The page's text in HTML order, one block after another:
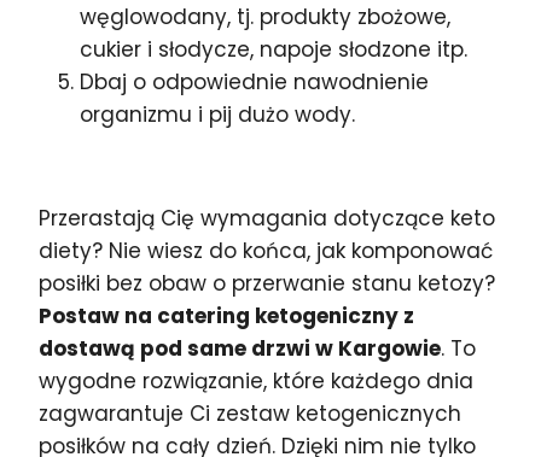
węglowodany, tj. produkty zbożowe,
cukier i słodycze, napoje słodzone itp.
Dbaj o odpowiednie nawodnienie
organizmu i pij dużo wody.
Przerastają Cię wymagania dotyczące keto
diety? Nie wiesz do końca, jak komponować
posiłki bez obaw o przerwanie stanu ketozy?
Postaw na catering ketogeniczny z
dostawą pod same drzwi w Kargowie. To
wygodne rozwiązanie, które każdego dnia
zagwarantuje Ci zestaw ketogenicznych
posiłków na cały dzień. Dzięki nim nie tylko